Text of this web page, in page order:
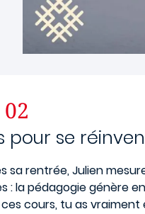
pour se
sa rentrée, Julien
: la pédagogie génère
cours, tu as